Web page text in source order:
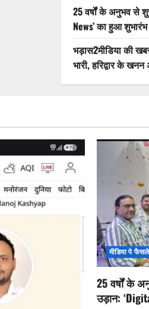
25 वर्षों के अनुभव से
News’ का हुआ शुभारंभ
भड़ास2मीडिया की
भारी, हरिद्वार के
मीडिया पे फैसले
25 वर्षों के
उड़ान: